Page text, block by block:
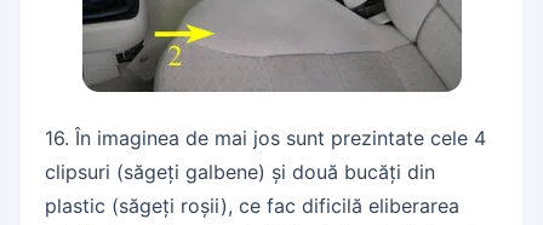
16. În imaginea de mai jos sunt prezintate cele 4
clipsuri (săgeți galbene) și două bucăți din
plastic (săgeți roșii), ce fac dificilă eliberarea